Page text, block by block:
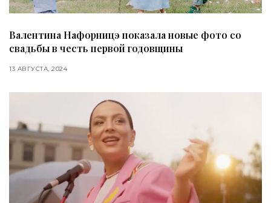
Валентина Нафорницэ показала новые фото со
свадьбы в честь первой годовщины
13 АВГУСТА, 2024